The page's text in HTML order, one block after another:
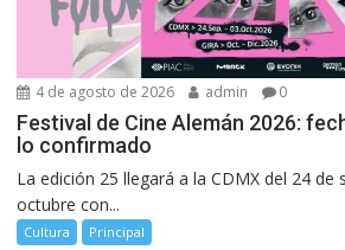
4 de agosto de 2026 admin 0
Festival de Cine Alemán 2026:
lo confirmado
La edición 25 llegará a la CDMX del 24 de
octubre con...
Cultura Principal